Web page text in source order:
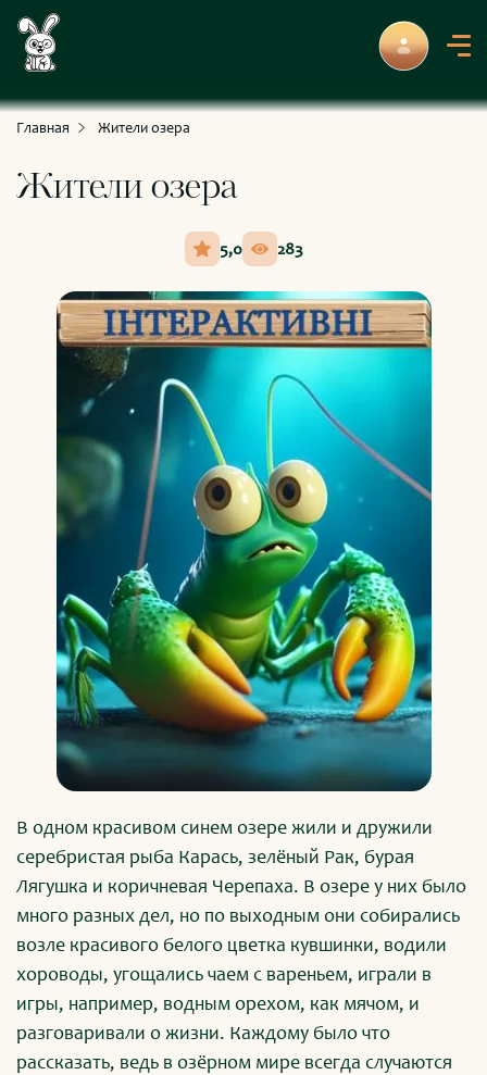
Для умных и любознательных
Главная Жители озера
Жители озера
В одном красивом синем озере жили и дружили
серебристая рыба Карась, зелёный Рак, бурая
Лягушка и коричневая Черепаха. В озере у них было
много разных дел, но по выходным они собирались
возле красивого белого цветка кувшинки, водили
хороводы, угощались чаем с вареньем, играли в
игры, например, водным орехом, как мячом, и
разговаривали о жизни. Каждому было что
рассказать, ведь в озёрном мире всегда случаются
5,0 283